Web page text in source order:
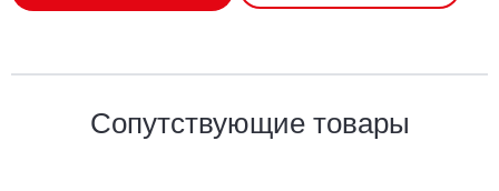
Сопутствующие товары